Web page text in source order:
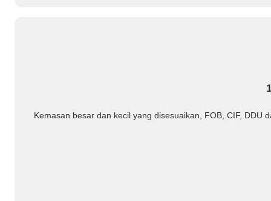
Kemasan besar dan kecil yang disesuaikan, FOB, CIF, DDU